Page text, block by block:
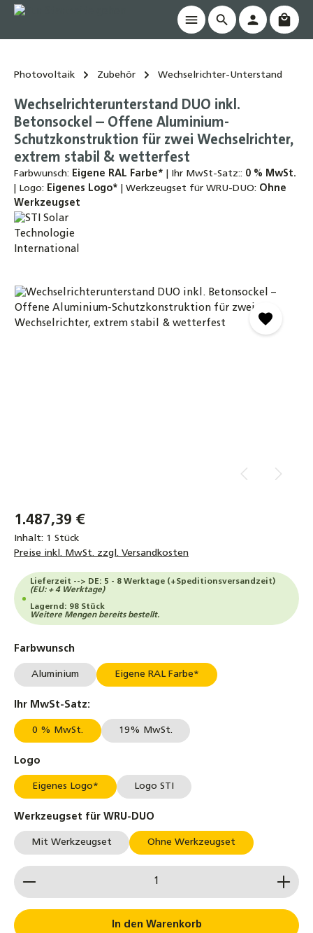
springen
Photovoltaik Zubehör Wechselrichter-Unterstand
Wechselrichterunterstand DUO inkl.
Betonsockel – Offene Aluminium-
Schutzkonstruktion für zwei Wechselrichter,
extrem stabil & wetterfest
Farbwunsch: Eigene RAL Farbe* Ihr MwSt-Satz:: 0 % MwSt.
Logo: Eigenes Logo* Werkzeugset für WRU-DUO: Ohne
Werkzeugset
Bildergalerie überspringen
1.487,39 €
Inhalt: 1 Stück
Preise inkl. MwSt. zzgl. Versandkosten
Lieferzeit --> DE: 5 - 8 Werktage (+Speditionsversandzeit)
(EU: + 4 Werktage)
Lagernd: 98 Stück
Weitere Mengen bereits bestellt.
Farbwunsch
Aluminium Eigene RAL Farbe*
Ihr MwSt-Satz:
0 % MwSt. 19% MwSt.
Logo
Eigenes Logo* Logo STI
Werkzeugset für WRU-DUO
Mit Werkzeugset Ohne Werkzeugset
Produkt Anzahl: Gib den gewünschten Wert ein
In den Warenkorb